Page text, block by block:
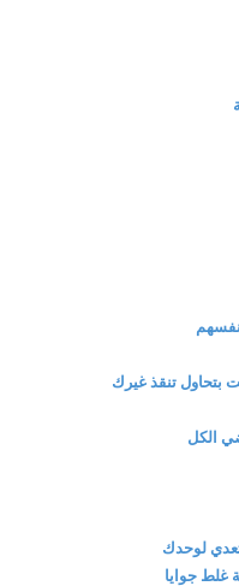
بتحاول تنقذ غيرك
الكل
لوحدك
جوايا